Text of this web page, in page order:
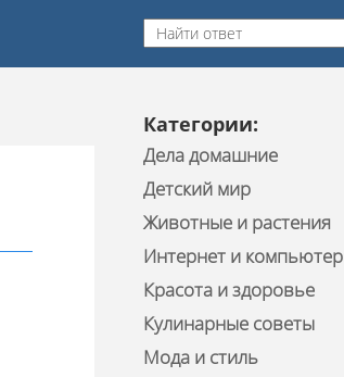
Категории:
Дела домашние
Детский мир
Животные и растения
Интернет и компьютер
Красота и здоровье
Кулинарные советы
Мода и стиль